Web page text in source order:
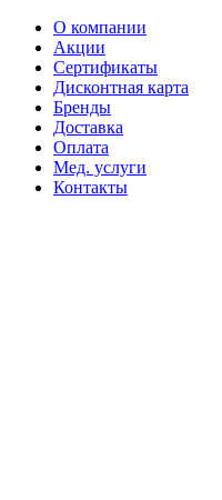
О компании
Акции
Сертификаты
Дисконтная карта
Бренды
Доставка
Оплата
Мед. услуги
Контакты